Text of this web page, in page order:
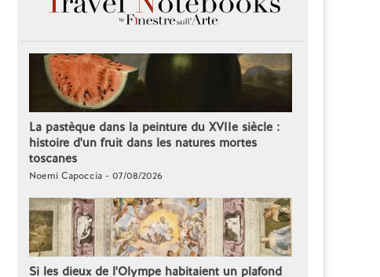
La pastèque dans la peinture du XVIIe siècle :
histoire d'un fruit dans les natures mortes
toscanes
Noemi Capoccia - 07/08/2026
Si les dieux de l'Olympe habitaient un plafond